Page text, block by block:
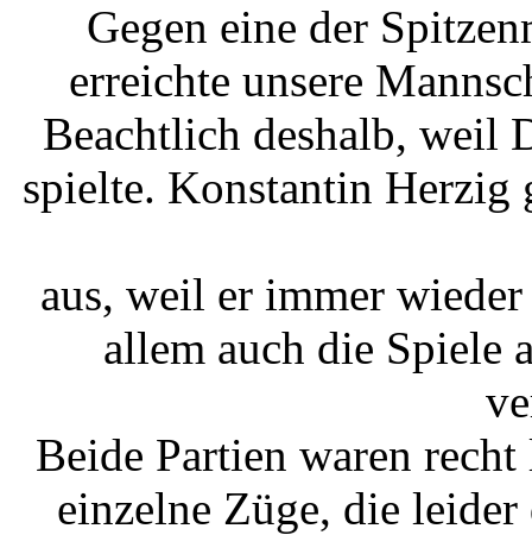
Gegen eine der
erreichte unsere
Beachtlich deshalb, weil
spielte. Konstantin Herzig
aus, weil er immer
allem auch die Spiele
Beide Partien waren
einzelne Züge, die